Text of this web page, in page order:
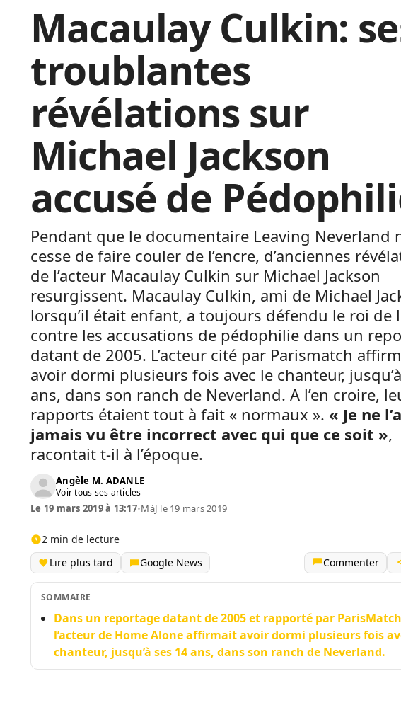
Macaulay Culkin:
troublantes
révélations sur
Michael Jackson
accusé de
Pendant que le documentaire Leaving Neverland
cesse de faire couler de l’encre, d’anciennes
de l’acteur Macaulay Culkin sur Michael Jackson
resurgissent. Macaulay Culkin, ami de Michael
lorsqu’il était enfant, a toujours défendu le roi de
contre les accusations de pédophilie dans un
datant de 2005. L’acteur cité par Parismatch
avoir dormi plusieurs fois avec le chanteur,
ans, dans son ranch de Neverland. A l’en croire,
rapports étaient tout à fait « normaux ». « Je ne
jamais vu être incorrect avec qui que ce soit »,
racontait t-il à l’époque.
Angèle M. ADANLE
Voir tous ses articles
Le 19 mars 2019 à 13:17•MàJ le 19 mars 2019
2 min de lecture
Lire plus tard
Google News Commenter
SOMMAIRE
Dans un reportage datant de 2005 et rapporté par
l’acteur de Home Alone affirmait avoir dormi plusieurs fois
chanteur, jusqu’à ses 14 ans, dans son ranch de Neverland.